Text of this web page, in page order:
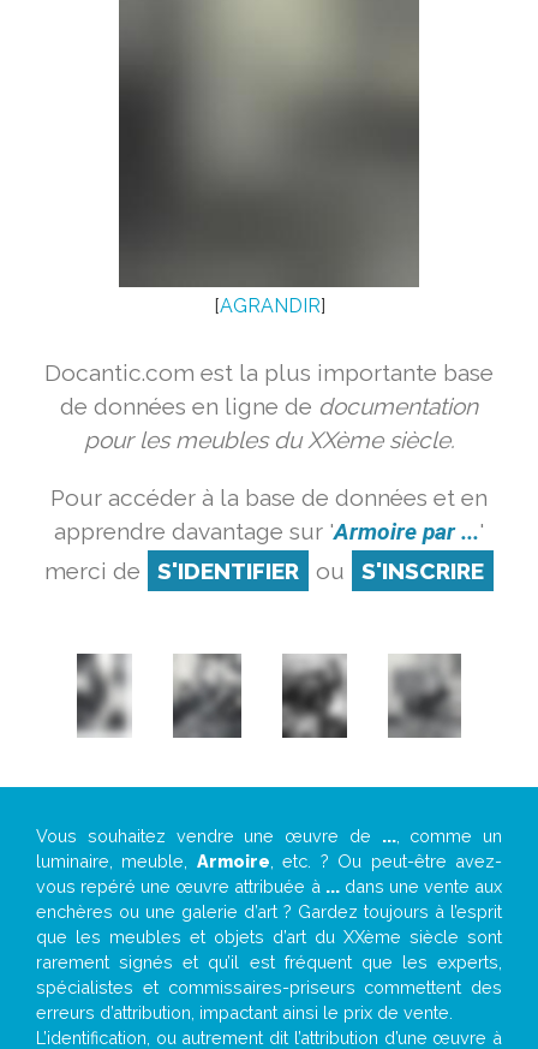
[AGRANDIR]
Docantic.com est la plus importante base
de données en ligne de documentation
pour les meubles du XXème siècle.
Pour accéder à la base de données et en
apprendre davantage sur 'Armoire par ...'
merci de
S'IDENTIFIER ou S'INSCRIRE
Vous souhaitez vendre une œuvre de ..., comme un
luminaire, meuble, Armoire , etc. ? Ou peut-être avez-
vous repéré une œuvre attribuée à ...dans une vente aux
enchères ou une galerie d’art ? Gardez toujours à l’esprit
que les meubles et objets d’art du XXème siècle sont
rarement signés et qu’il est fréquent que les experts,
spécialistes et commissaires-priseurs commettent des
erreurs d’attribution, impactant ainsi le prix de vente.
L’identification, ou autrement dit l’attribution d’une œuvre à